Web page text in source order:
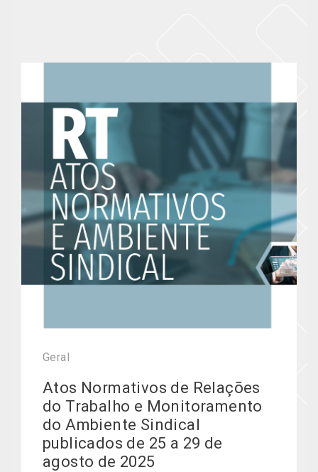
Geral
Atos Normativos de Relações
do Trabalho e Monitoramento
do Ambiente Sindical
publicados de 25 a 29 de
agosto de 2025